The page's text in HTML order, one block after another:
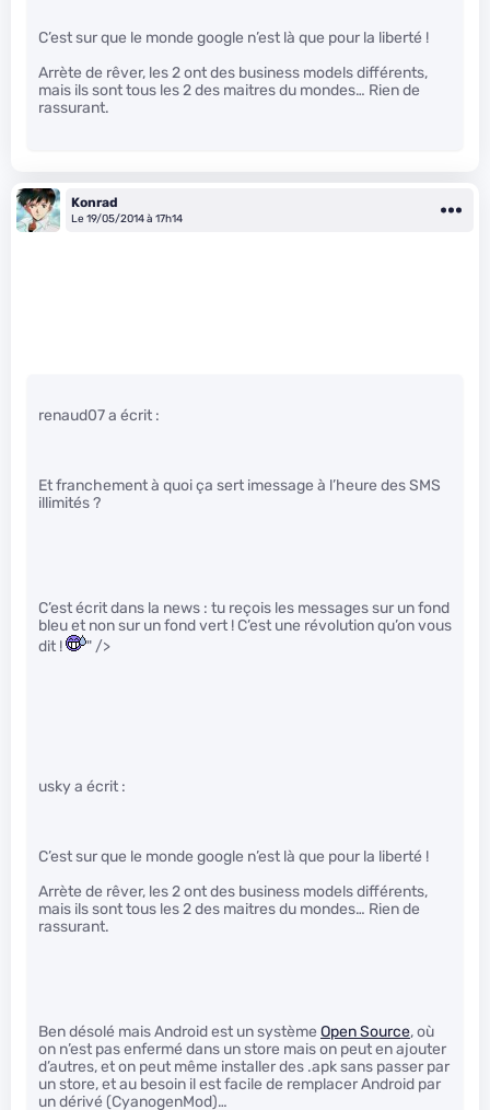
C’est sur que le monde google n’est là que pour la liberté !
Arrète de rêver, les 2 ont des business models différents,
mais ils sont tous les 2 des maitres du mondes… Rien de
rassurant.
Konrad
Le 19/05/2014 à 17h14
renaud07 a écrit :
Et franchement à quoi ça sert imessage à l’heure des SMS
illimités ?
C’est écrit dans la news : tu reçois les messages sur un fond
bleu et non sur un fond vert ! C’est une révolution qu’on vous
dit !
" />
usky a écrit :
C’est sur que le monde google n’est là que pour la liberté !
Arrète de rêver, les 2 ont des business models différents,
mais ils sont tous les 2 des maitres du mondes… Rien de
rassurant.
Ben désolé mais Android est un système Open Source, où
on n’est pas enfermé dans un store mais on peut en ajouter
d’autres, et on peut même installer des .apk sans passer par
un store, et au besoin il est facile de remplacer Android par
un dérivé (CyanogenMod)…